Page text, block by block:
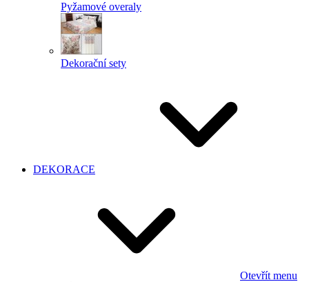
Pyžamové overaly
Dekorační sety
DEKORACE
Otevřít menu